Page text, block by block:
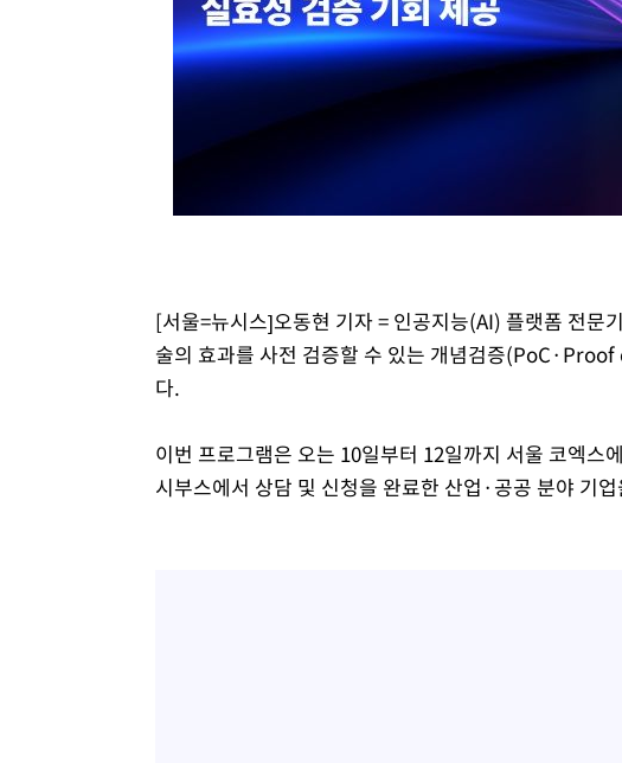
"낮 기온 소폭 하락"…수도권 폭염중대경보, 폭염경보로 하향
[속보]이 대통령, '호우피해' 안동·의성 관할 4개 면 특별재난지역
[단독]중수청 지원 검사들, 정원 초과 시 낮은 계급 임용…희망지 못
낮 최고 37도 찜통더위…곳곳 소나기·강원 많은 비[내일날씨]
SK하이닉스, 용인·청주 팹에 54조 투자…"AI 메모리 수요 선제 대
외국인 심판 성 접대 7경기 들여다보니…한국 축구 '5승 2무'
[속보]원·달러 환율, 7.7원 내린 1416.1원 마감
[속보] 노원서 40.1도 관측…서울, 2018년 이후 첫 40도
[속보]종합특검, '계엄 수용공간 확보' 신용해 前교정본부장 기소
11시간 압수수색에 성접대 파문까지…'쑥대밭' 된 축구협회
[속보]규제합리화위원회 부위원장에 김태유 서울대 공대 교수…이병
[서울=뉴시스]오동현 기자 = 인공지능(AI) 플랫폼 전문
술의 효과를 사전 검증할 수 있는 개념검증
다.
이번 프로그램은 오는 10일부터 12일까지 서울 코엑스
시부스에서 상담 및 신청을 완료한 산업·공공 분야 기